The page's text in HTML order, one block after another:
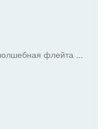
музыка из фильма одинокий пастух волшебная флейта лео рохас